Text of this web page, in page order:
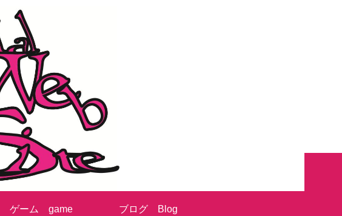
ゲーム game ブログ Blog